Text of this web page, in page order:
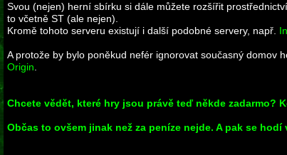
Svou (nejen) herní sbírku si dále můžete rozšířit
to včetně ST (ale nejen).
Kromě tohoto serveru existují i další podobné servery, např.
A protože by bylo poněkud nefér ignorovat současný domov
Origin
Chcete vědět, které hry jsou právě teď někde zadarmo?
Občas to ovšem jinak než za peníze nejde. A pak se